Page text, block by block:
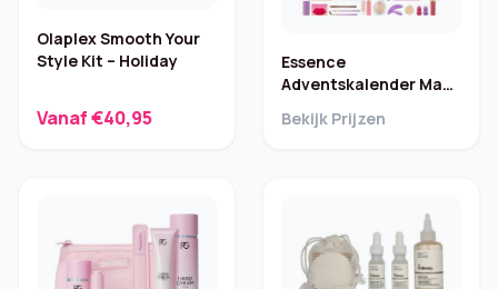
Olaplex Smooth Your
Style Kit – Holiday
Vanaf €40,95
Essence
Adventskalender Make
Bekijk Prijzen